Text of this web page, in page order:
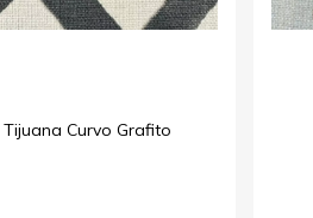
Tijuana Curvo Grafito